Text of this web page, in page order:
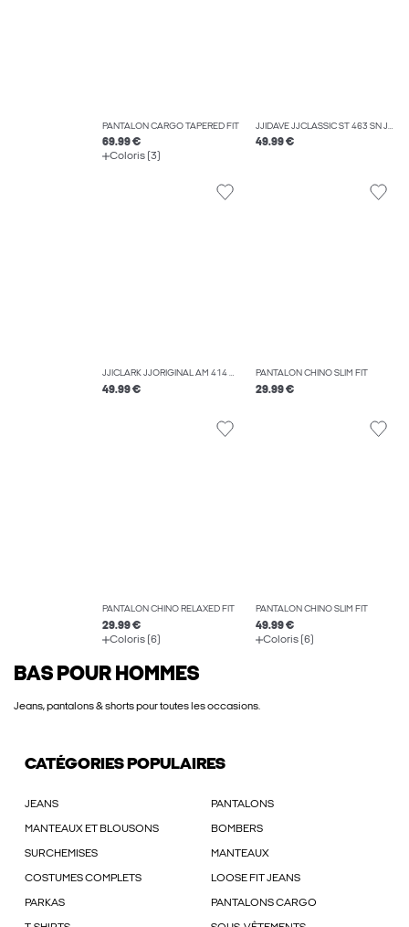
PANTALON CARGO TAPERED FIT
69.99 €
Coloris (3)
JJIDAVE JJCLASSIC ST 463 SN JEAN À COUPE WIDE
49.99 €
JJICLARK JJORIGINAL AM 414 NOOS COUPE REGULAR
49.99 €
PANTALON CHINO SLIM FIT
29.99 €
PANTALON CHINO RELAXED FIT
29.99 €
Coloris (6)
PANTALON CHINO SLIM FIT
49.99 €
Coloris (6)
BAS POUR HOMMES
Jeans, pantalons & shorts pour toutes les occasions.
CATÉGORIES POPULAIRES
JEANS PANTALONS
MANTEAUX ET BLOUSONS BOMBERS
SURCHEMISES MANTEAUX
COSTUMES COMPLETS LOOSE FIT JEANS
PARKAS PANTALONS CARGO